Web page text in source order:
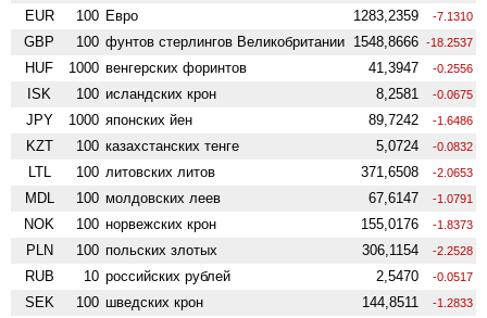
EUR 100 Евро 1283,2359 -7.1310
GBP 100 фунтов стерлингов Велико­британии 1548,8666 -18.2537
HUF 1000 венгерских форинтов 41,3947 -0.2556
ISK 100 исландских крон 8,2581 -0.0675
JPY 1000 японских йен 89,7242 -1.6486
KZT 100 казахстанских тенге 5,0724 -0.0832
LTL 100 литовских литов 371,6508 -2.0653
MDL 100 молдовских леев 67,6147 -1.0791
NOK 100 норвежских крон 155,0176 -1.8373
PLN 100 польских злотых 306,1154 -2.2528
RUB 10 российских рублей 2,5470 -0.0517
SEK 100 шведских крон 144,8511 -1.2833